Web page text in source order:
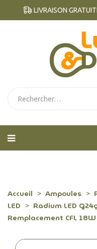
LIVRAISON
Accueil Ampoules
LED
Radium LED
Remplacement CFL 18W